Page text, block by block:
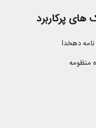
های پرکاربرد
دهخدا
منظومه